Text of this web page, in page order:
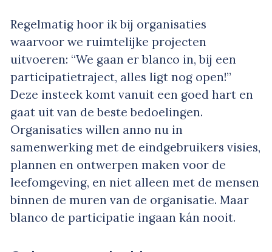
Regelmatig hoor ik bij organisaties
waarvoor we ruimtelijke projecten
uitvoeren: “We gaan er blanco in, bij een
participatietraject, alles ligt nog open!”
Deze insteek komt vanuit een goed hart en
gaat uit van de beste bedoelingen.
Organisaties willen anno nu in
samenwerking met de eindgebruikers visies,
plannen en ontwerpen maken voor de
leefomgeving, en niet alleen met de mensen
binnen de muren van de organisatie. Maar
blanco de participatie ingaan kán nooit.